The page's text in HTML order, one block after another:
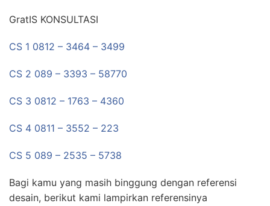
GratIS KONSULTASI
CS 1 0812 – 3464 – 3499
CS 2 089 – 3393 – 58770
CS 3 0812 – 1763 – 4360
CS 4 0811 – 3552 – 223
CS 5 089 – 2535 – 5738
Bagi kamu yang masih binggung dengan referensi
desain, berikut kami lampirkan referensinya